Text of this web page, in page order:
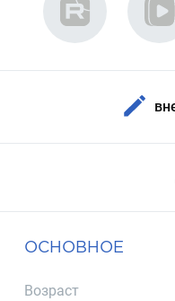
ОСНОВНОЕ
Возраст